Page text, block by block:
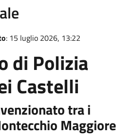
: 15 luglio 2026, 13:22
di Polizia
Castelli
tra i
Maggiore